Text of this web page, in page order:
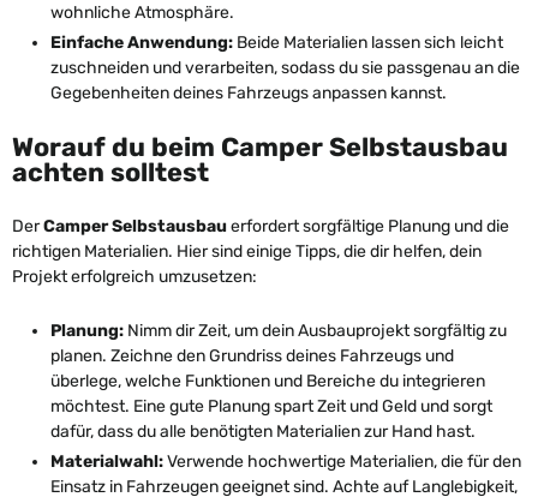
wohnliche Atmosphäre.
Einfache Anwendung: Beide Materialien lassen sich leicht
zuschneiden und verarbeiten, sodass du sie passgenau an die
Gegebenheiten deines Fahrzeugs anpassen kannst.
Worauf du beim Camper Selbstausbau
achten solltest
DerCamper Selbstausbauerfordert sorgfältige Planung und die
richtigen Materialien. Hier sind einige Tipps, die dir helfen, dein
Projekt erfolgreich umzusetzen:
Planung: Nimm dir Zeit, um dein Ausbauprojekt sorgfältig zu
planen. Zeichne den Grundriss deines Fahrzeugs und
überlege, welche Funktionen und Bereiche du integrieren
möchtest. Eine gute Planung spart Zeit und Geld und sorgt
dafür, dass du alle benötigten Materialien zur Hand hast.
Materialwahl:Verwende hochwertige Materialien, die für den
Einsatz in Fahrzeugen geeignet sind. Achte auf Langlebigkeit,